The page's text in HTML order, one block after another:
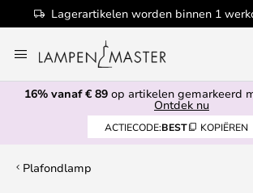
Lagerartikelen worden binnen 1
naar
de
inhoud
16% vanaf € 89 op artikelen gemarkeerd
Ontdek nu
ACTIECODE:BEST KOPIËREN
Plafondlamp